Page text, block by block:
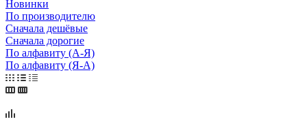
Новинки
По производителю
Сначала дешёвые
Сначала дорогие
По алфавиту (А-Я)
По алфавиту (Я-А)